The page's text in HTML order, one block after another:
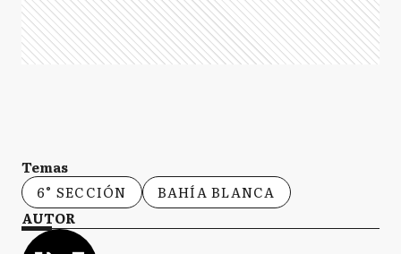
Temas
6° SECCIÓN
BAHÍA BLANCA
AUTOR